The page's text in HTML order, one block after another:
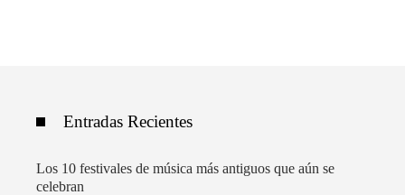
Entradas Recientes
Los 10 festivales de música más antiguos que aún se
celebran